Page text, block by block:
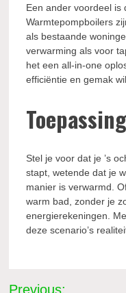
Een ander voordeel is
Warmtepompboilers
als bestaande
verwarming als voor
het een all-in-one
efficiëntie en gemak
Stel je voor dat je ’s
stapt, wetende dat je
manier is verwarmd.
warm bad, zonder je
energierekeningen.
deze scenario’s
Bericht
Previous: